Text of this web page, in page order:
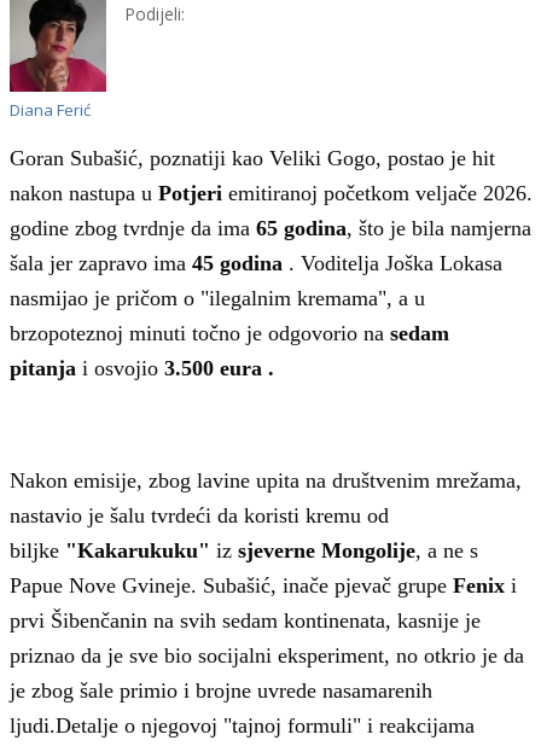
Diana Ferić
Podijeli:
Goran Subašić, poznatiji kao Veliki Gogo, postao je hit
nakon nastupa u Potjeri emitiranoj početkom veljače 2026.
godinezbog tvrdnje da ima 65 godina, što je bila namjerna
šala jer zapravo ima 45 godina . Voditelja Joška Lokasa
nasmijao je pričom o "ilegalnim kremama", a u
brzopoteznoj minuti točno je odgovorio na sedam
pitanja i osvojio 3.500 eura .
Nakon emisije, zbog lavine upita na društvenim mrežama,
nastavio je šalu tvrdeći da koristi kremu od
biljke "Kakarukuku" iz sjeverne Mongolije, a ne s
Papue Nove Gvineje. Subašić, inače pjevač grupe Fenixi
prvi Šibenčanin na svih sedam kontinenata, kasnije je
priznao da je sve bio socijalni eksperiment, no otkrio je da
je zbog šale primio i brojne uvrede nasamarenih
ljudi.Detalje o njegovoj "tajnoj formuli" i reakcijama